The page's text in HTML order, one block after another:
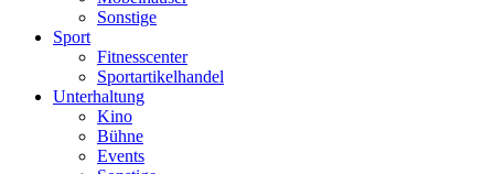
Sonstige
Sport
Fitnesscenter
Sportartikelhandel
Unterhaltung
Kino
Bühne
Events